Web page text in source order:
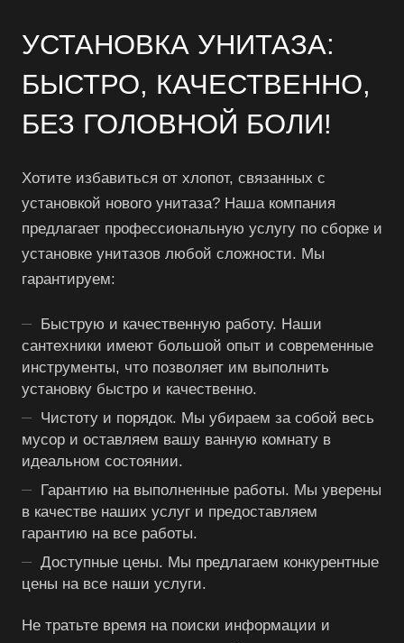
УСТАНОВКА УНИТАЗА:
БЫСТРО, КАЧЕСТВЕННО,
БЕЗ ГОЛОВНОЙ БОЛИ!
Хотите избавиться от хлопот, связанных с
установкой нового унитаза? Наша компания
предлагает профессиональную услугу по сборке и
установке унитазов любой сложности. Мы
гарантируем:
Быструю и качественную работу. Наши
сантехники имеют большой опыт и современные
инструменты, что позволяет им выполнить
установку быстро и качественно.
Чистоту и порядок. Мы убираем за собой весь
мусор и оставляем вашу ванную комнату в
идеальном состоянии.
Гарантию на выполненные работы. Мы уверены
в качестве наших услуг и предоставляем
гарантию на все работы.
Доступные цены. Мы предлагаем конкурентные
цены на все наши услуги.
Не тратьте время на поиски информации и